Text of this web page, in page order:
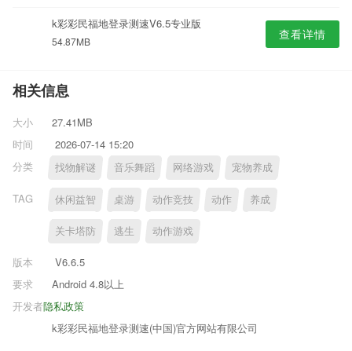
k彩彩民福地登录测速V6.5专业版
54.87MB 查看详情
相关信息
大小
27.41MB
时间
2026-07-14 15:20
分类
找物解谜 音乐舞蹈 网络游戏 宠物养成
TAG 休闲益智 桌游 动作竞技 动作 养成
关卡塔防 逃生 动作游戏
版本
V6.6.5
要求
Android 4.8以上
隐私政策
开发者
k彩彩民福地登录测速(中国)官方网站有限公司